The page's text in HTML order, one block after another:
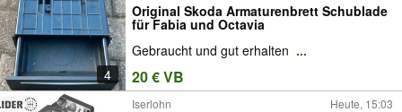
4
Original Skoda Armaturenbrett Schublade
für Fabia und Octavia
Gebraucht und gut erhalten ...
20 € VB
Iserlohn Heute, 15:03